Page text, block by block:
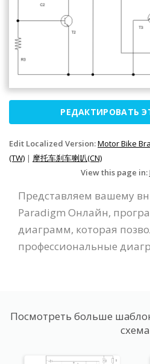
РЕДАКТИРОВАТЬ
Edit Localized Version:Motor Bike
(TW) | 摩托车刹车喇叭(CN)
View this page in:
Представляем вашему
Paradigm Онлайн,
диаграмм, которая
профессиональные
Посмотреть больше
схема